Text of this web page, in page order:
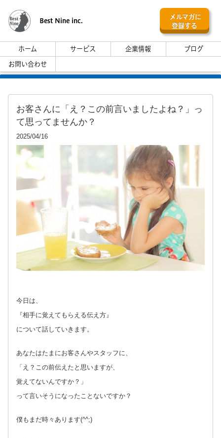
Best Nine inc.
メルマガに
登録する
ホーム サービス 企業情報
ブログ
お問い合わせ
お客さんに「え？この前言いましたよね？」っ
て思ってませんか？
2025/04/16
今日は、
『相手に覚えてもらえる伝え方』
について話していきます。
あなたはたまにお客さんやスタッフに、
「え？この前伝えたと思いますが、
覚えてないんですか？」
って言いそうになったことないですか？
僕もまだ時々あります(^^;)